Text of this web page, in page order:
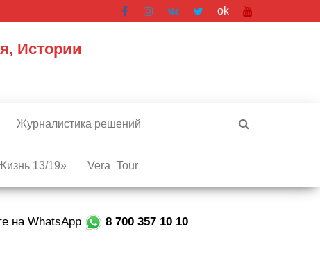
ok
Истории
Журналистика решений
13/19» Vera_Tour
на WhatsApp 8 700 357 10 10